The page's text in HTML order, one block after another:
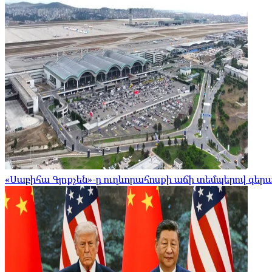
«Սաբիհա Գյոքչեն»-ը ուղևորահոսքի աճի տեմպերով